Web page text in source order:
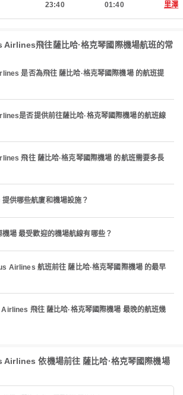
23:40 01:40 里澤
飛往薩比哈·格克琴國際機場航班的常
是否為飛往 薩比哈·格克琴國際機場 的航班提
是否提供前往薩比哈·格克琴國際機場的航班線
飛往 薩比哈·格克琴國際機場 的航班需要多長
供哪些航廈和機場設施？
場 最受歡迎的機場航線有哪些？
Airlines 航班前往 薩比哈·格克琴國際機場 的最早
飛往 薩比哈·格克琴國際機場 最晚的航班幾
依機場前往 薩比哈·格克琴國際機場